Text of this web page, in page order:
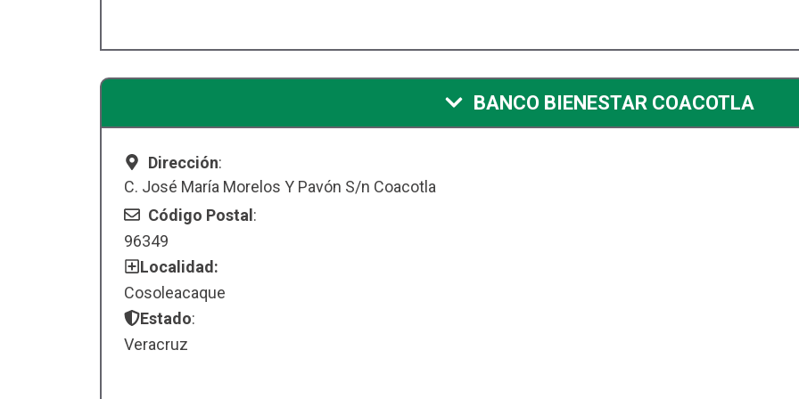
BANCO BIENESTAR COACOTLA
Dirección:
C. José María Morelos Y Pavón S/n Coacotla
Código Postal:
96349
Localidad:
Cosoleacaque
Estado:
Veracruz